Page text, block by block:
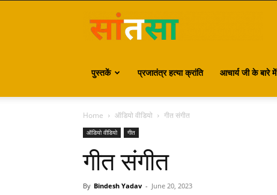
पुस्तकें प्रजातंत्र हत्या क्रांति आचार्य जी के बारे में
Home ऑडियो वीडियो गीत संगीत
ऑडियो वीडियो गीत
गीत संगीत
By Bindesh Yadav - June 20, 2023